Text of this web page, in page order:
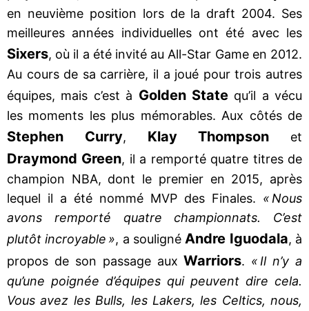
en neuvième position lors de la draft 2004. Ses
meilleures années individuelles ont été avec les
Sixers, où il a été invité au All-Star Game en 2012.
Au cours de sa carrière, il a joué pour trois autres
équipes, mais c’est à Golden State qu’il a vécu
les moments les plus mémorables. Aux côtés de
Stephen Curry, Klay Thompson et
Draymond Green, il a remporté quatre titres de
champion NBA, dont le premier en 2015, après
lequel il a été nommé MVP des Finales. « Nous
avons remporté quatre championnats. C’est
plutôt incroyable », a souligné Andre Iguodala, à
propos de son passage auxWarriors. « Il n’y a
qu’une poignée d’équipes qui peuvent dire cela.
Vous avez les Bulls, les Lakers, les Celtics, nous,